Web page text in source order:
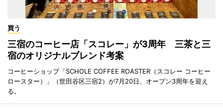
買う
三宿のコーヒー店「スコレー」が3周年 三茶と三
宿のオリジナルブレンド考案
コーヒーショップ「SCHOLE COFFEE ROASTER（スコレー コーヒー
ロースター）」（世田谷区三宿2）が7月20日、オープン3周年を迎え
る。